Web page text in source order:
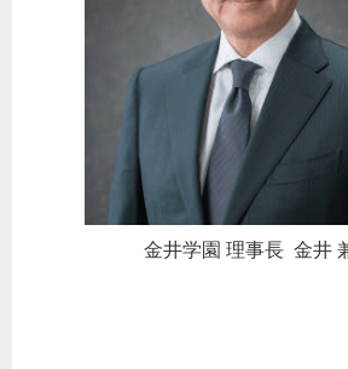
金井学園 理事長 金井